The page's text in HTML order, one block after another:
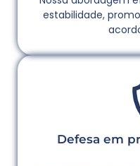
estabilidade,
Defesa em